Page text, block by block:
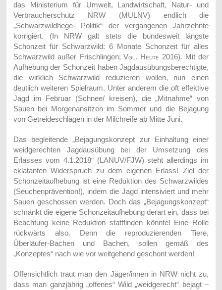
das Ministerium für Umwelt, Landwirtschaft, Natur- und
Verbraucherschutz NRW (MULNV) endlich die
„Schwarzwildhege- Politik“ der vergangenen Jahrzehnte
korrigiert. (In NRW galt stets die bundesweit längste
Schonzeit für Schwarzwild: 6 Monate Schonzeit für alles
Schwarzwild außer Frischlingen; Vgl. Heute 2016). Mit der
Aufhebung der Schonzeit haben Jagdausübungsberechtigte,
die wirklich Schwarzwild reduzieren wollen, nun einen
deutlich weiteren Spielraum. Unter anderem die oft effektive
Jagd im Februar (Schnee/ kreisen), die „Mitnahme“ von
Sauen bei Morgenansitzen im Sommer und die Bejagung
von Getreideschlägen in der Milchreife ab Mitte Juni.
Das begleitende „Bejagungskonzept zur Einhaltung einer
weidgerechten Jagdausübung bei der Umsetzung des
Erlasses vom 4.1.2018“ (LANUV/FJW) steht allerdings im
eklatanten Widerspruch zu dem eigenen Erlass! Ziel der
Schonzeitaufhebung ist eine Reduktion des Schwarzwildes
(Seuchenprävention!), indem die Jagd intensiviert und mehr
Sauen geschossen werden. Doch das „Bejagungskonzept“
schränkt die eigene Schonzeitaufhebung derart ein, dass bei
Beachtung keine Reduktion stattfinden könnte! Eine Rolle
rückwärts also. Denn die reproduzierenden Tiere,
Überläufer-Bachen und Bachen, sollen gemäß des
„Konzeptes“ nach wie vor weitgehend geschont werden!
Offensichtlich traut man den Jäger/innen in NRW nicht zu,
dass man ganzjährig „offenes“ Wild „weidgerecht“ bejagt –